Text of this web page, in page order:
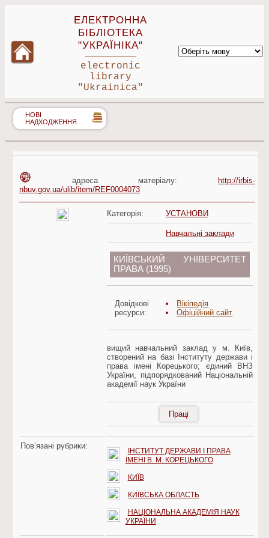
ЕЛЕКТРОННА
БІБЛІОТЕКА
"УКРАЇНІКА"
electronic
library
"Ukrainica"
НОВІ
НАДХОДЖЕННЯ
адреса матеріалу: http://irbis-
nbuv.gov.ua/ulib/item/REF0004073
Категорія: УСТАНОВИ
Навчальні заклади
КИЇВСЬКИЙ УНІВЕРСИТЕТ
ПРАВА (1995)
Довідкові
ресурси:
Вікіпедія
Офіційний сайт
вищий навчальний заклад у м. Київ,
створений на базі Інституту держави і
права імені Корецького; єдиний ВНЗ
України, підпорядкований Національній
академії наук України
Праці
Пов’язані рубрики:
ІНСТИТУТ ДЕРЖАВИ І ПРАВА
ІМЕНІ В. М. КОРЕЦЬКОГО
КИЇВ
КИЇВСЬКА ОБЛАСТЬ
НАЦІОНАЛЬНА АКАДЕМІЯ НАУК
УКРАЇНИ